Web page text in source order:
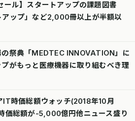
ール】スタートアップの課題図書
アップ」など2,000冊以上が半額以
祭典「MEDTEC INNOVATION」に
がもっと医療機器に取り組むべき理
IT時価総額ウォッチ(2018年10月
価総額が-5,000億円他ニュース盛り